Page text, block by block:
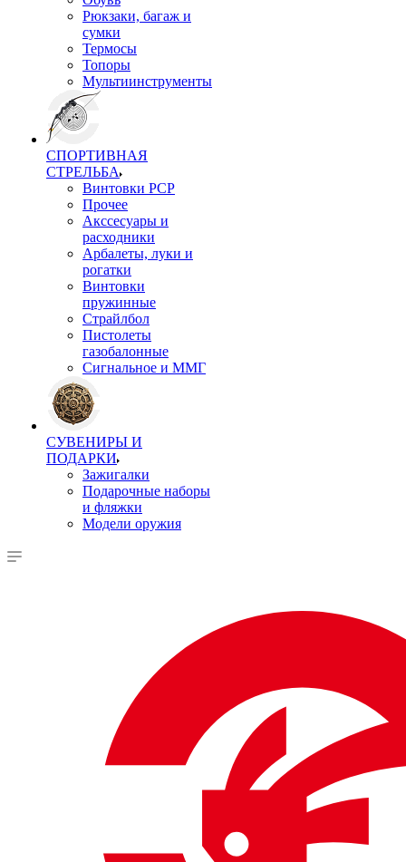
Рюкзаки, багаж и
сумки
Термосы
Топоры
Мультиинструменты
СПОРТИВНАЯ
СТРЕЛЬБА
Винтовки PCP
Прочее
Акссесуары и
расходники
Арбалеты, луки и
рогатки
Винтовки
пружинные
Страйлбол
Пистолеты
газобалонные
Сигнальное и ММГ
СУВЕНИРЫ И
ПОДАРКИ
Зажигалки
Подарочные наборы
и фляжки
Модели оружия